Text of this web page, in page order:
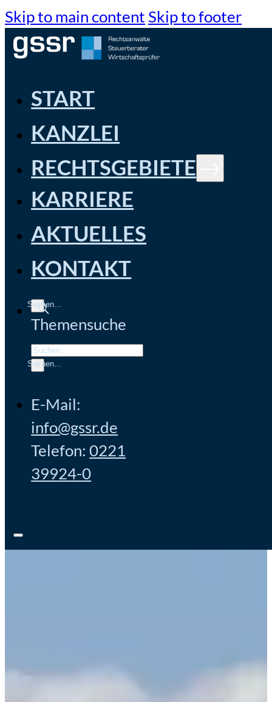
Skip to main content Skip to footer
START
KANZLEI
RECHTSGEBIETE
KARRIERE
AKTUELLES
KONTAKT
Themensuche
Search
×
E-Mail:
info@gssr.de
Telefon:0221
39924-0